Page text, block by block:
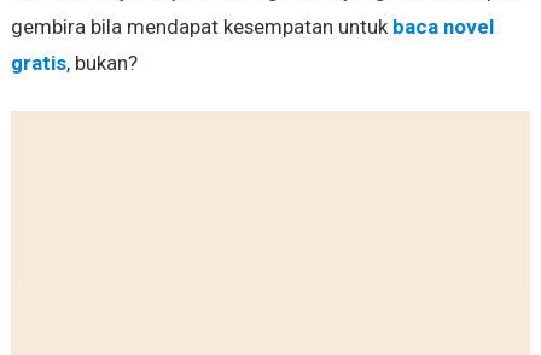
gembira bila mendapat kesempatan untuk baca novel
gratis, bukan?